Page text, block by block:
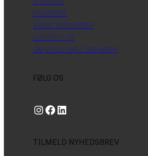
NYHEDER
KALENDER
VÆRKTØJSKASSEN
KONTAKT OS
OM VOLLEYBALL DANMARK
FØLG OS
Instagram https://www.facebook.com/danishbeachvolleytour LinkedIn
TILMELD NYHEDSBREV